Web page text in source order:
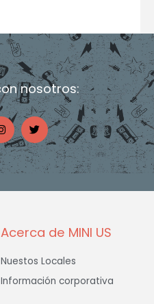
nosotros:
I
n
s
t
a
g
r
T
w
i
t
t
e
Acerca de MINI US
Nuestos Locales
Información corporativa